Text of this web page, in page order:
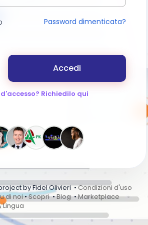
Password dimenticata?
Accedi
Richiedilo qui
by Fidel Olivieri •Condizioni d'uso
di noi•Scopri•Blog•Marketplace
Lingua